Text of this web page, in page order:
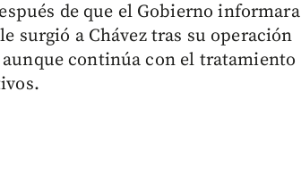
de que el Gobierno informara
surgió a Chávez tras su operación
continúa con el tratamiento